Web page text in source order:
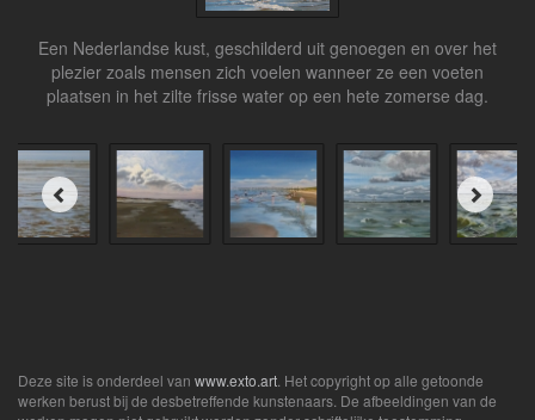
Een Nederlandse kust, geschilderd uit genoegen en over het
plezier zoals mensen zich voelen wanneer ze een voeten
plaatsen in het zilte frisse water op een hete zomerse dag.
Deze site is onderdeel van www.exto.art. Het copyright op alle getoonde
werken berust bij de desbetreffende kunstenaars. De afbeeldingen van de